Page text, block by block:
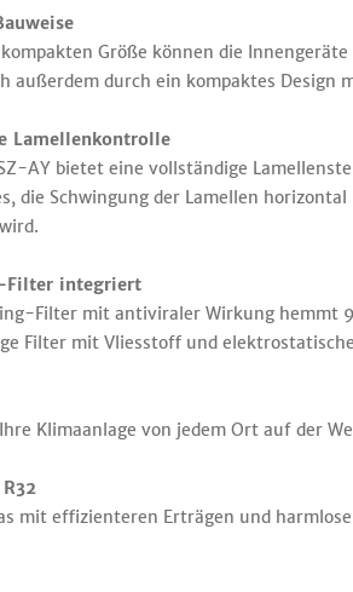
Größe können die
außerdem durch ein kompaktes
Lamellenkontrolle
AY bietet eine vollständige
die Schwingung der Lamellen
Filter integriert
Filter mit antiviraler Wirkung hemmt
Filter mit Vliesstoff und
Klimaanlage von jedem Ort auf der
mit effizienteren Erträgen und